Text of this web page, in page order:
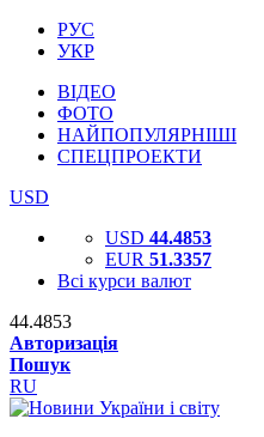
РУС
УКР
ВІДЕО
ФОТО
НАЙПОПУЛЯРНІШІ
СПЕЦПРОЕКТИ
USD
USD 44.4853
EUR 51.3357
Всі курси валют
44.4853
Авторизація
Пошук
RU